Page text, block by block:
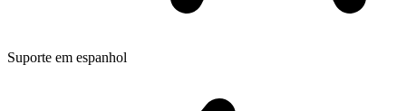
Suporte em espanhol